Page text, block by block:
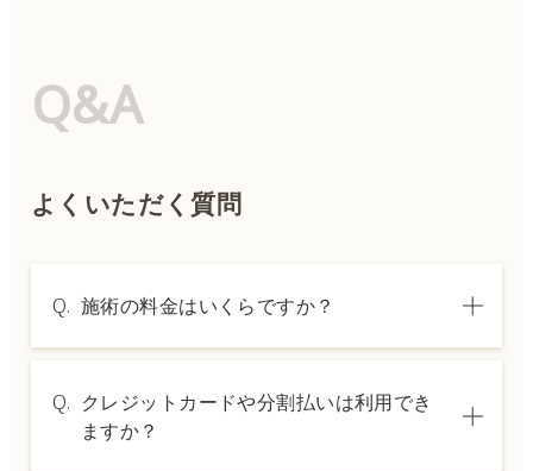
Q&A
よくいただく質問
Q. 施術の料金はいくらですか？
は料金表ページをご確認いただくか、カウン
セリングでご案内いたします。
Q. クレジットカードや分割払いは利用でき
ますか？